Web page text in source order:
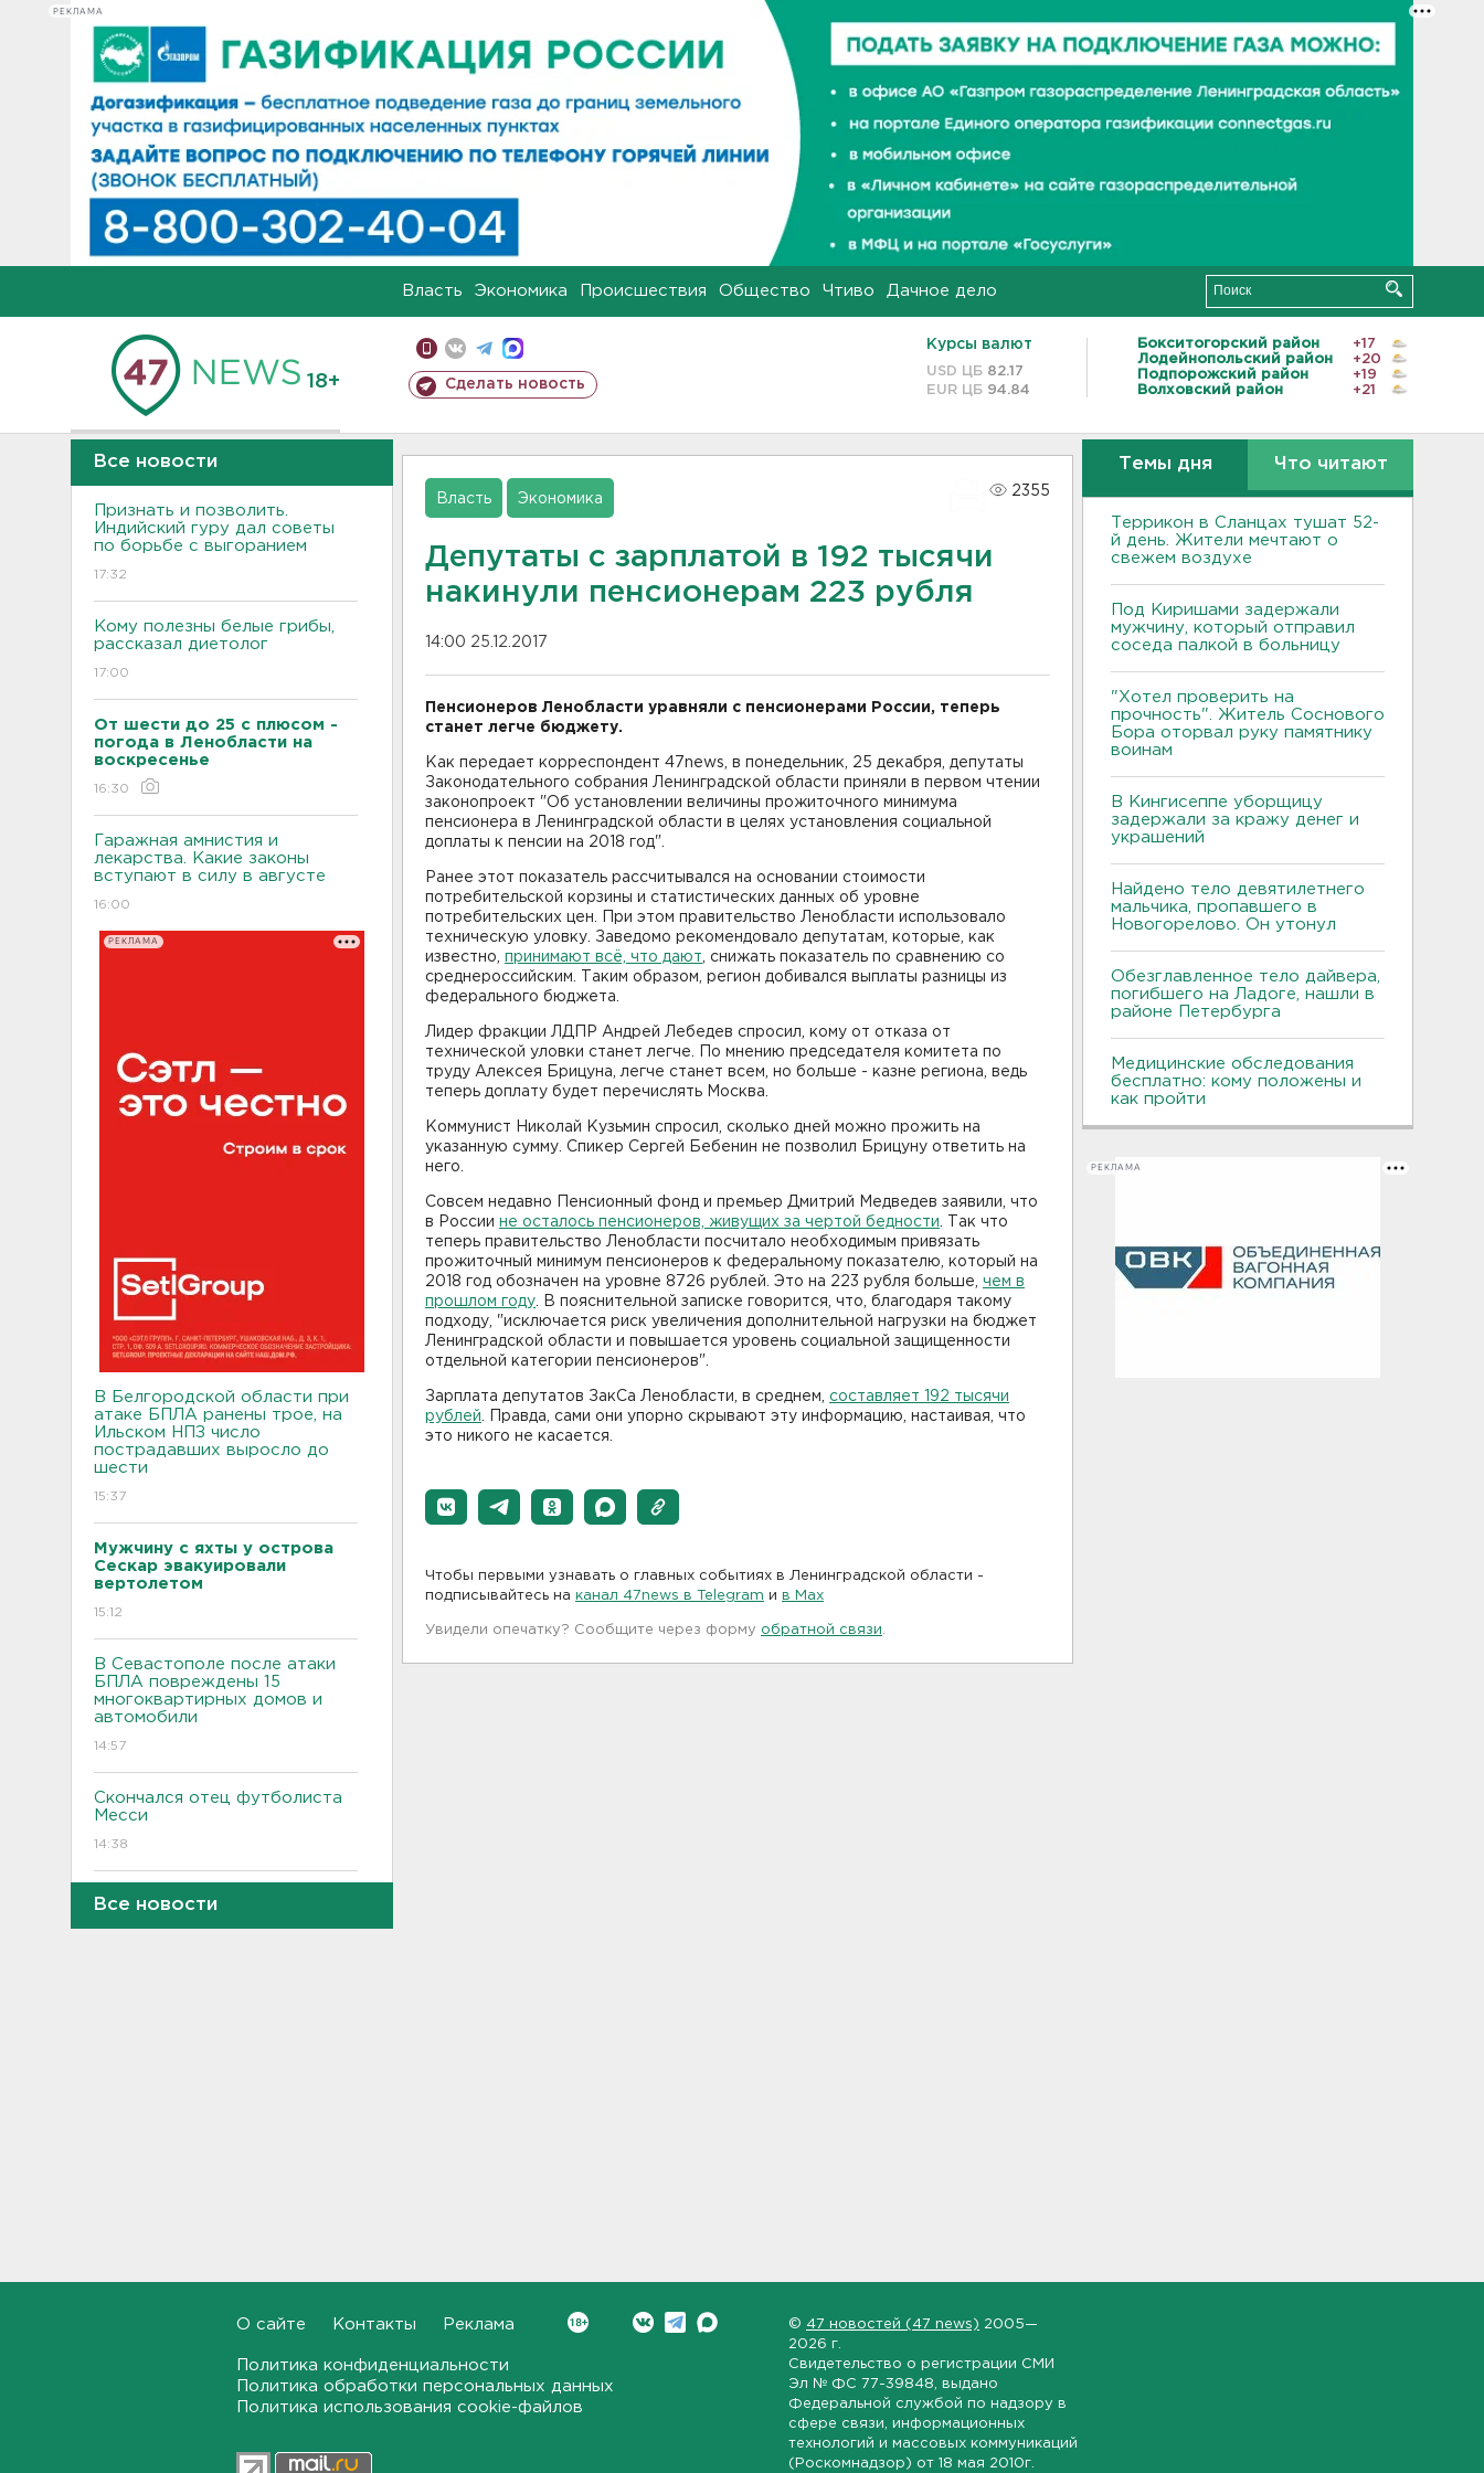
РЕКЛАМА
Власть Экономика Происшествия Общество Чтиво Дачное дело
18+ Сделать новость
Курсы валют
USD ЦБ 82.17
EUR ЦБ 94.84
Бокситогорский район
+17
Лодейнопольский район
+20
Подпорожский район
+19
Волховский район
+21
Все новости
Признать и позволить.
Индийский гуру дал советы
по борьбе с выгоранием
17:32
Кому полезны белые грибы,
рассказал диетолог
17:00
От шести до 25 с плюсом -
погода в Ленобласти на
воскресенье
16:30
Гаражная амнистия и
лекарства. Какие законы
вступают в силу в августе
16:00
РЕКЛАМА
В Белгородской области при
атаке БПЛА ранены трое, на
Ильском НПЗ число
пострадавших выросло до
шести
15:37
Мужчину с яхты у острова
Сескар эвакуировали
вертолетом
15:12
В Севастополе после атаки
БПЛА повреждены 15
многоквартирных домов и
автомобили
14:57
Скончался отец футболиста
Месси
14:38
После нападения на бригаду
скорой в Красном Селе
возбудили уголовное дело
В Большой Ижоре с "Агатой
Кристи" отметят день
Все новости
Власть Экономика
2355
Депутаты с зарплатой в 192 тысячи
накинули пенсионерам 223 рубля
14:00 25.12.2017
Пенсионеров Ленобласти уравняли с пенсионерами России, теперь
станет легче бюджету.
Как передает корреспондент 47news, в понедельник, 25 декабря, депутаты
Законодательного собрания Ленинградской области приняли в первом чтении
законопроект "Об установлении величины прожиточного минимума
пенсионера в Ленинградской области в целях установления социальной
доплаты к пенсии на 2018 год".
Ранее этот показатель рассчитывался на основании стоимости
потребительской корзины и статистических данных об уровне
потребительских цен. При этом правительство Ленобласти использовало
техническую уловку. Заведомо рекомендовало депутатам, которые, как
известно, принимают всё, что дают , снижать показатель по сравнению со
среднероссийским. Таким образом, регион добивался выплаты разницы из
федерального бюджета.
Лидер фракции ЛДПР Андрей Лебедев спросил, кому от отказа от
технической уловки станет легче. По мнению председателя комитета по
труду Алексея Брицуна, легче станет всем, но больше - казне региона, ведь
теперь доплату будет перечислять Москва.
Коммунист Николай Кузьмин спросил, сколько дней можно прожить на
указанную сумму. Спикер Сергей Бебенин не позволил Брицуну ответить на
него.
Совсем недавно Пенсионный фонд и премьер Дмитрий Медведев заявили, что
в России не осталось пенсионеров, живущих за чертой бедности . Так что
теперь правительство Ленобласти посчитало необходимым привязать
прожиточный минимум пенсионеров к федеральному показателю, который на
2018 год обозначен на уровне 8726 рублей. Это на 223 рубля больше, чем в
прошлом году . В пояснительной записке говорится, что, благодаря такому
подходу, "исключается риск увеличения дополнительной нагрузки на бюджет
Ленинградской области и повышается уровень социальной защищенности
отдельной категории пенсионеров".
Зарплата депутатов ЗакСа Ленобласти, в среднем, составляет 192 тысячи
рублей . Правда, сами они упорно скрывают эту информацию, настаивая, что
это никого не касается.
Чтобы первыми узнавать о главных событиях в Ленинградской области -
подписывайтесь на канал 47news в Telegram и в Maх
Увидели опечатку? Сообщите через форму обратной связи
Темы дня Что читают
Террикон в Сланцах тушат 52-
й день. Жители мечтают о
свежем воздухе
Под Киришами задержали
мужчину, который отправил
соседа палкой в больницу
"Хотел проверить на
прочность". Житель Соснового
Бора оторвал руку памятнику
воинам
В Кингисеппе уборщицу
задержали за кражу денег и
украшений
Найдено тело девятилетнего
мальчика, пропавшего в
Новогорелово. Он утонул
Обезглавленное тело дайвера,
погибшего на Ладоге, нашли в
районе Петербурга
Медицинские обследования
бесплатно: кому положены и
как пройти
РЕКЛАМА
О сайте Контакты Реклама
Политика конфиденциальности
Политика обработки персональных данных
Политика использования cookie-файлов
© 47 новостей (47 news) 2005—
2026 г.
Свидетельство о регистрации СМИ
Эл № ФС 77-39848 , выдано
Федеральной службой по надзору в
сфере связи, информационных
технологий и массовых коммуникаций
(Роскомнадзор) от 18 мая 2010г.